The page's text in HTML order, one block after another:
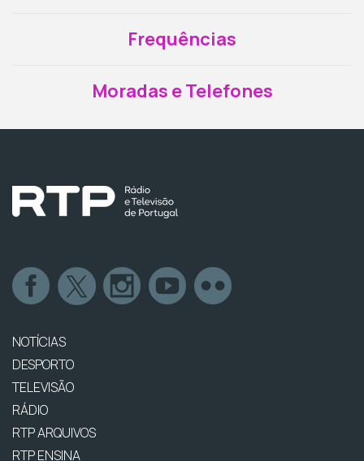
Frequências
Moradas e Telefones
NOTÍCIAS
DESPORTO
TELEVISÃO
RÁDIO
RTP ARQUIVOS
RTP ENSINA